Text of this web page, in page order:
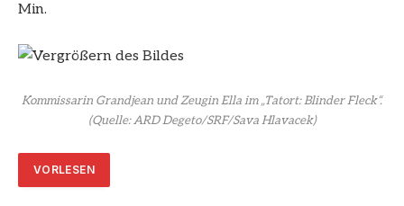
Min.
Kommissarin Grandjean und Zeugin Ella im „Tatort: Blinder Fleck“.
(Quelle: ARD Degeto/SRF/Sava Hlavacek)
VORLESEN